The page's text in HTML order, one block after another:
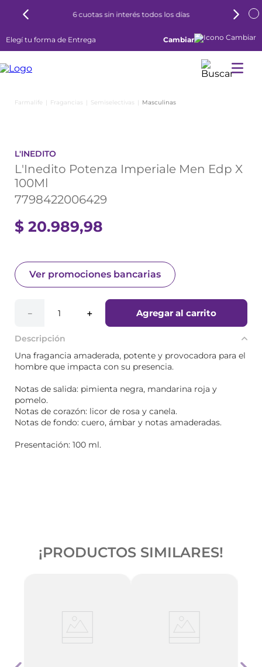
6 cuotas sin interés todos los días
Elegí tu forma de Entrega Cambiar
Fragancias Semiselectivas Masculinas
L'INEDITO
L'Inedito Potenza Imperiale Men Edp X
100Ml
7798422006429
$ 20.989,98
Ver promociones bancarias
＋
－ Agregar al carrito
Descripción
Una fragancia amaderada, potente y provocadora para el
hombre que impacta con su presencia.
Notas de salida: pimienta negra, mandarina roja y
pomelo.
Notas de corazón: licor de rosa y canela.
Notas de fondo: cuero, ámbar y notas amaderadas.
Presentación: 100 ml.
¡PRODUCTOS SIMILARES!